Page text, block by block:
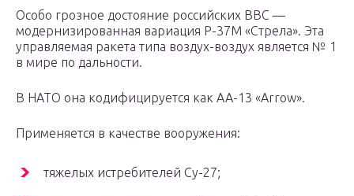
Особо грозное достояние российских ВВС —
модернизированная вариация Р-37М «Стрела». Эта
управляемая ракета типа воздух-воздух является № 1
в мире по дальности.
В НАТО она кодифицируется как AA-13 «Arrow».
Применяется в качестве вооружения:
тяжелых истребителей Су-27;